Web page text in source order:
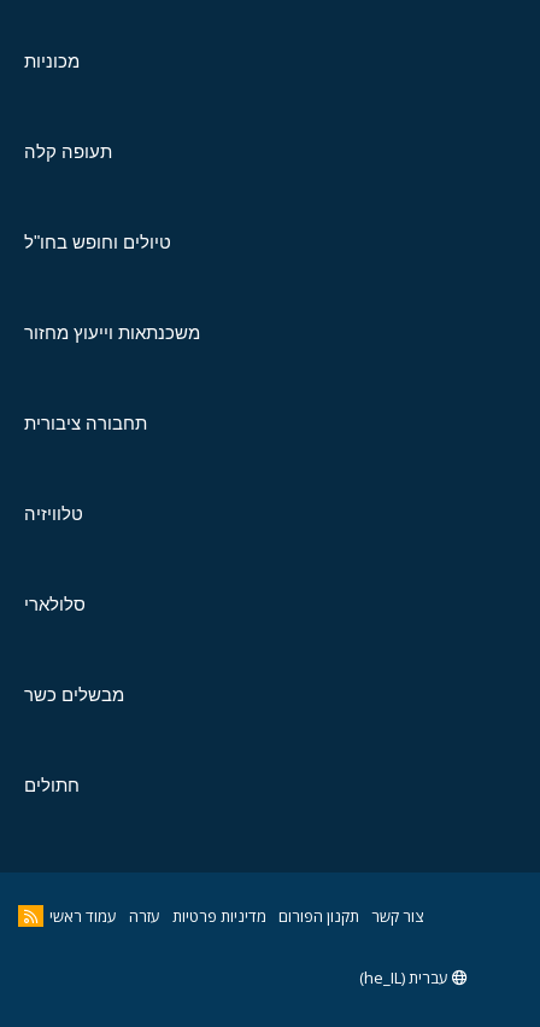
מכוניות
תעופה קלה
טיולים וחופש בחו"ל
משכנתאות וייעוץ מחזור
תחבורה ציבורית
טלוויזיה
סלולארי
מבשלים כשר
חתולים
צור קשר תקנון הפורום מדיניות פרטיות עזרה עמוד ראשי
עברית (he_IL)